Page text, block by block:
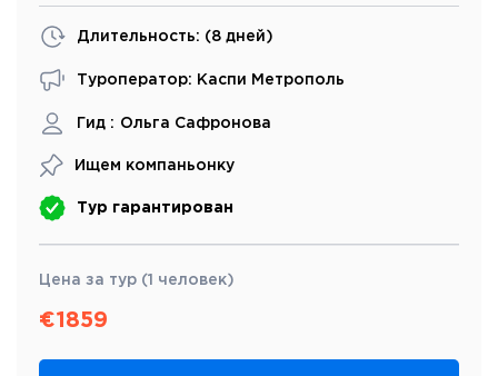
Длительность: (8 дней )
Туроператор: Каспи Метрополь
Гид : Ольга Сафронова
Ищем компаньонку
Тур гарантирован
Цена за тур (1 человек)
€1859